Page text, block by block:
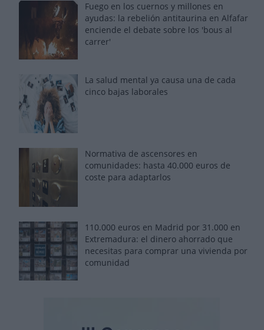
Fuego en los cuernos y millones en
ayudas: la rebelión antitaurina en Alfafar
enciende el debate sobre los 'bous al
carrer'
La salud mental ya causa una de cada
cinco bajas laborales
Normativa de ascensores en
comunidades: hasta 40.000 euros de
coste para adaptarlos
110.000 euros en Madrid por 31.000 en
Extremadura: el dinero ahorrado que
necesitas para comprar una vivienda por
comunidad